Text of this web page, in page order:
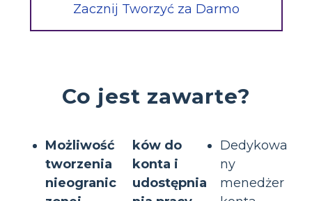
Zacznij Tworzyć za Darmo
Co jest zawarte?
Możliwość
tworzenia
nieogranic
ków do
konta i
udostępnia
Dedykowa
ny
menedżer